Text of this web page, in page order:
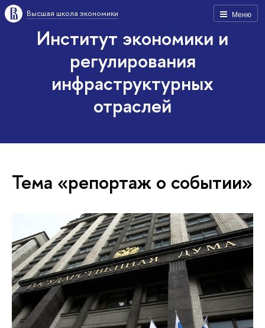
Меню
Высшая школа экономики
Институт экономики и
регулирования
инфраструктурных
отраслей
Тема «репортаж о событии»